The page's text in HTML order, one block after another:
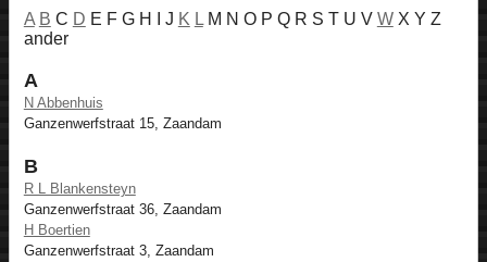
A B C D E F G H I J K LM N O P Q R S T U V WX Y Z
ander
A
N Abbenhuis
Ganzenwerfstraat 15, Zaandam
B
R L Blankensteyn
Ganzenwerfstraat 36, Zaandam
H Boertien
Ganzenwerfstraat 3, Zaandam